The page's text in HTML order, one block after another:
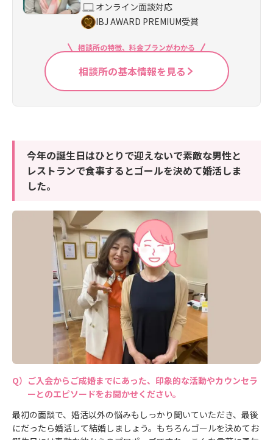
オンライン面談対応
IBJ AWARD PREMIUM受賞
相談所の特徴、料金プランがわかる
相談所の基本情報を見る
今年の誕生日はひとりで迎えないで素敵な男性と
レストランで食事するとゴールを決めて婚活しま
した。
ご入会からご成婚までにあった、印象的な活動やカウンセラ
ーとのエピソードをお聞かせください。
最初の面談で、婚活以外の悩みもしっかり聞いていただき、最後
にだったら婚活して結婚しましょう。もちろんゴールを決めてお